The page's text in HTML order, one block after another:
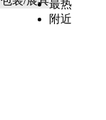
最热
附近